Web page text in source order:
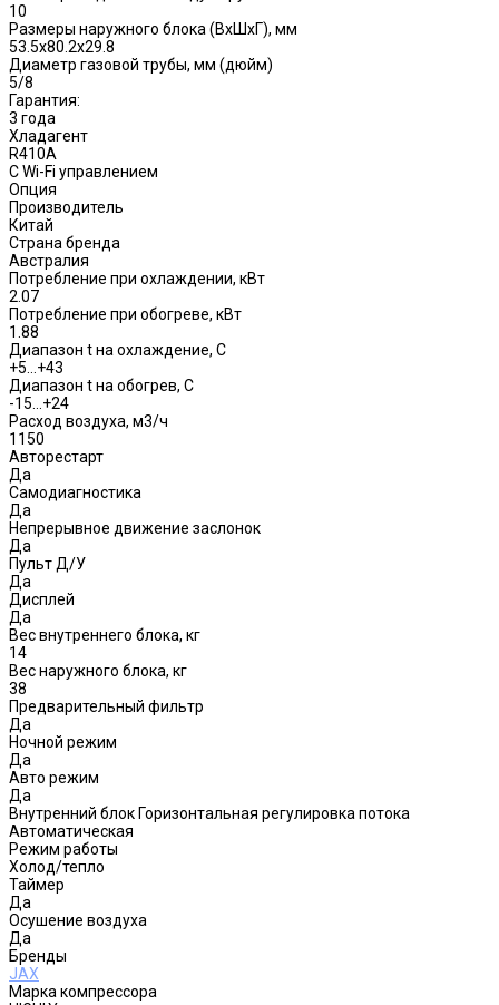
10
Размеры наружного блока (ВхШхГ), мм
53.5х80.2х29.8
Диаметр газовой трубы, мм (дюйм)
5/8
Гарантия:
3 года
Хладагент
R410A
С Wi-Fi управлением
Опция
Производитель
Китай
Страна бренда
Австралия
Потребление при охлаждении, кВт
2.07
Потребление при обогреве, кВт
1.88
Диапазон t на охлаждение, С
+5…+43
Диапазон t на обогрев, С
-15…+24
Расход воздуха, м3/ч
1150
Авторестарт
Да
Самодиагностика
Да
Непрерывное движение заслонок
Да
Пульт Д/У
Да
Дисплей
Да
Вес внутреннего блока, кг
14
Вес наружного блока, кг
38
Предварительный фильтр
Да
Ночной режим
Да
Авто режим
Да
Внутренний блок Горизонтальная регулировка потока
Автоматическая
Режим работы
Холод/тепло
Таймер
Да
Осушение воздуха
Да
Бренды
JAX
Марка компрессора